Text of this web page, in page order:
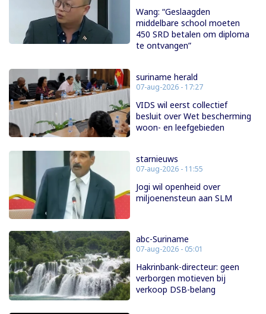
Wang: “Geslaagden
middelbare school moeten
450 SRD betalen om diploma
te ontvangen”
suriname herald
07-aug-2026 - 17:27
VIDS wil eerst collectief
besluit over Wet bescherming
woon- en leefgebieden
starnieuws
07-aug-2026 - 11:55
Jogi wil openheid over
miljoenensteun aan SLM
abc-Suriname
07-aug-2026 - 05:01
Hakrinbank-directeur: geen
verborgen motieven bij
verkoop DSB-belang